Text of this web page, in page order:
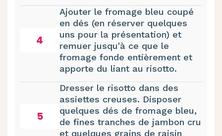
4
Ajouter le fromage bleu coupé
en dés (en réserver quelques
uns pour la présentation) et
remuer jusqu'à ce que le
fromage fonde entièrement et
apporte du liant au risotto.
5
Dresser le risotto dans des
assiettes creuses. Disposer
quelques dés de fromage bleu,
de fines tranches de jambon cru
et quelques grains de raisin